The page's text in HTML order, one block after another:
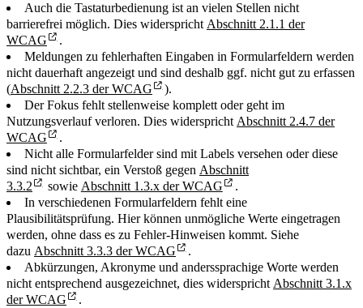
Auch die Tastaturbedienung ist an vielen Stellen nicht
barrierefrei möglich. Dies widerspricht Abschnitt 2.1.1 der
WCAG
.
Meldungen zu fehlerhaften Eingaben in Formularfeldern werden
nicht dauerhaft angezeigt und sind deshalb ggf. nicht gut zu erfassen
(Abschnitt 2.2.3 der WCAG
).
Der Fokus fehlt stellenweise komplett oder geht im
Nutzungsverlauf verloren. Dies widerspricht Abschnitt 2.4.7 der
WCAG
.
Nicht alle Formularfelder sind mit Labels versehen oder diese
sind nicht sichtbar, ein Verstoß gegen Abschnitt
3.3.2
sowie Abschnitt 1.3.x der WCAG
.
In verschiedenen Formularfeldern fehlt eine
Plausibilitätsprüfung. Hier können unmögliche Werte eingetragen
werden, ohne dass es zu Fehler-Hinweisen kommt. Siehe
dazu Abschnitt 3.3.3 der WCAG
.
Abkürzungen, Akronyme und anderssprachige Worte werden
nicht entsprechend ausgezeichnet, dies widerspricht Abschnitt 3.1.x
der WCAG
.